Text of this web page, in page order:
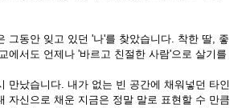
그동안 잊고 있던 '나'를 찾았습니다. 착한 딸, 좋
에서도 언제나 '바르고 친절한 사람'으로 살기를
만났습니다. 내가 없는 빈 공간에 채워넣던 타인
자신으로 채운 지금은 정말 말로 표현할 수 만큼